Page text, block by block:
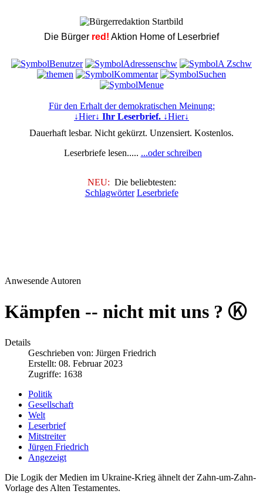
Die Bürger red! Aktion Home of Leserbrief
Für den Erhalt der demokratischen Meinung:
↓Hier↓ Ihr Leserbrief. ↓Hier↓
Dauerhaft lesbar. Nicht gekürzt. Unzensiert. Kostenlos.
Leserbriefe lesen..... ...oder schreiben
NEU: Die beliebtesten:
Schlagwörter Leserbriefe
Anwesende Autoren
Kämpfen -- nicht mit uns ? Ⓚ
Details
Geschrieben von: Jürgen Friedrich
Erstellt: 08. Februar 2023
Zugriffe: 1638
Politik
Gesellschaft
Welt
Leserbrief
Mitstreiter
Jürgen Friedrich
Angezeigt
Die Logik der Medien im Ukraine-Krieg ähnelt der Zahn-um-Zahn-
Vorlage des Alten Testamentes.